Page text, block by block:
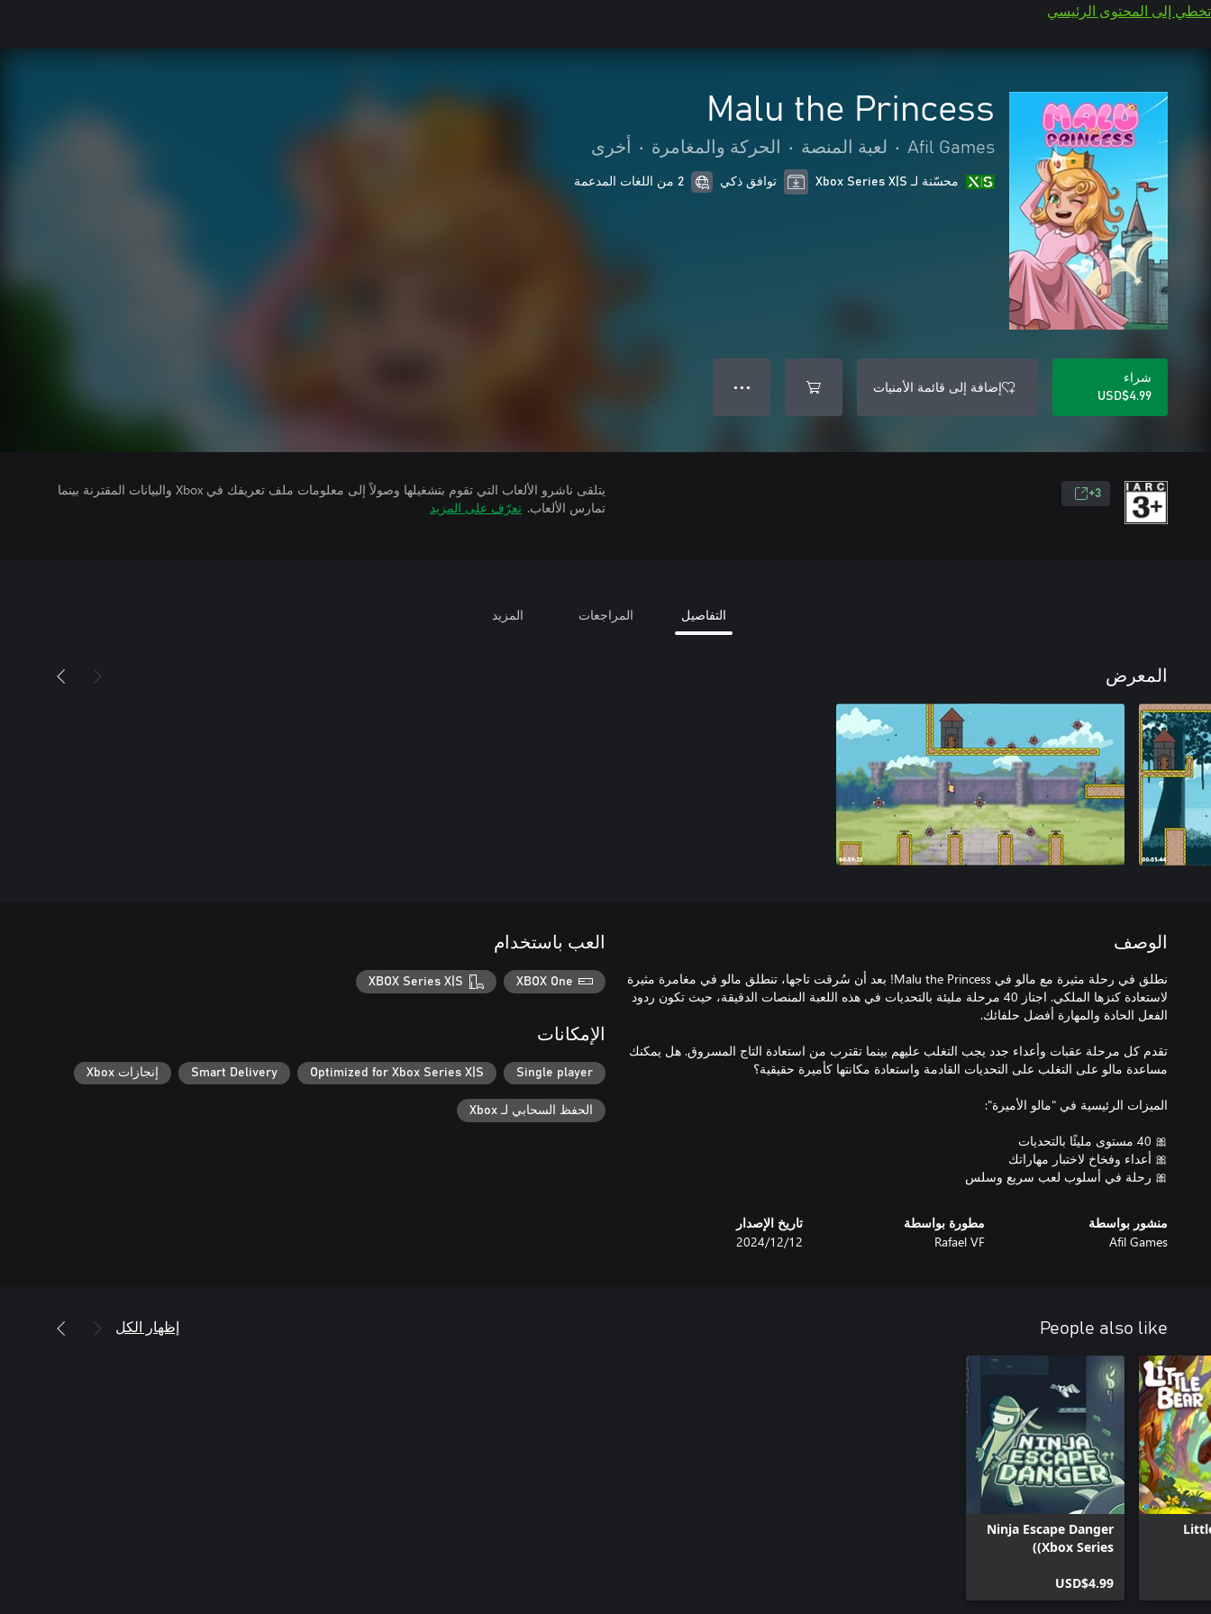
تخطي إلى المحتوى الرئيسي
Malu the Princess
Afil Games
• لعبة المنصة • الحركة والمغامرة • أخرى
محسّنة لـ Xbox Series X|S توافق ذكي 2 من اللغات المدعمة
شراء
USD$4.99
إضافة إلى قائمة الأمنيات ● ● ●
3+
يتلقى ناشرو الألعاب التي تقوم بتشغيلها وصولاً إلى معلومات ملف تعريفك في Xbox والبيانات المقترنة بينما
تمارس الألعاب. تعرّف على المزيد
التفاصيل المراجعات المزيد
المعرض
الوصف
نطلق في رحلة مثيرة مع مالو في Malu the Princess! بعد أن سُرقت تاجها، تنطلق مالو في مغامرة مثيرة
لاستعادة كنزها الملكي. اجتاز 40 مرحلة مليئة بالتحديات في هذه اللعبة المنصات الدقيقة، حيث تكون ردود
تقدم كل مرحلة عقبات وأعداء جدد يجب التغلب عليهم بينما تقترب من استعادة التاج المسروق. هل يمكنك
🎀 رحلة في أسلوب لعب سريع وسلس
منشور بواسطة
Afil Games
مطورة بواسطة
Rafael VF
تاريخ الإصدار
12‏/12‏/2024
العب باستخدام
XBOX One
XBOX Series X|S
الإمكانات
Single player
Optimized for Xbox Series X|S
Smart Delivery إنجازات Xbox
الحفظ السحابي لـ Xbox
People also like إظهار الكل
Ninja Escape Danger
(Xbox Series)
USD$4.99